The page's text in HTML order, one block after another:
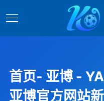
首页- 亚博 -
亚博官方网站